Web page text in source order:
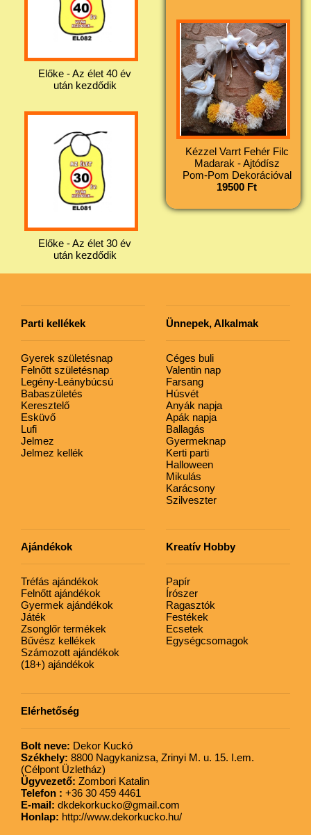
Előke - Az élet 40 év
után kezdődik
Előke - Az élet 30 év
után kezdődik
Kézzel Varrt Fehér Filc
Madarak - Ajtódísz
Pom-Pom Dekorációval
19500 Ft
Parti kellékek
Gyerek születésnap
Felnőtt születésnap
Legény-Leánybúcsú
Babaszületés
Keresztelő
Esküvő
Lufi
Jelmez
Jelmez kellék
Ünnepek, Alkalmak
Céges buli
Valentin nap
Farsang
Húsvét
Anyák napja
Apák napja
Ballagás
Gyermeknap
Kerti parti
Halloween
Mikulás
Karácsony
Szilveszter
Ajándékok
Tréfás ajándékok
Felnőtt ajándékok
Gyermek ajándékok
Játék
Zsonglőr termékek
Bűvész kellékek
Számozott ajándékok
(18+) ajándékok
Kreatív Hobby
Papír
Írószer
Ragasztók
Festékek
Ecsetek
Egységcsomagok
Elérhetőség
Bolt neve: Dekor Kuckó
Székhely: 8800 Nagykanizsa, Zrinyi M. u. 15. I.em.
(Célpont Üzletház)
Ügyvezető: Zombori Katalin
Telefon : +36 30 459 4461
E-mail: dkdekorkucko@gmail.com
Honlap: http://www.dekorkucko.hu/